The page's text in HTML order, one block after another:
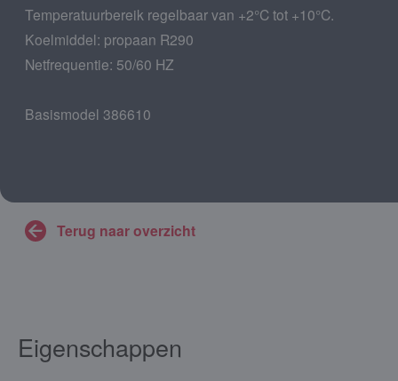
Temperatuurbereik regelbaar van +2°C tot +10°C.
Koelmiddel: propaan R290
Netfrequentie: 50/60 HZ
Basismodel 386610
Terug naar overzicht
Eigenschappen